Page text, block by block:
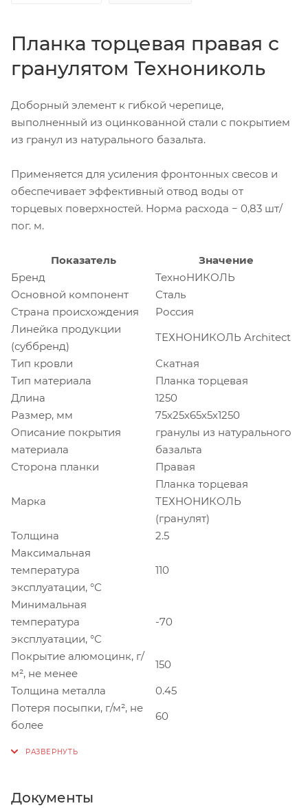
Планка торцевая правая с
гранулятом Технониколь
Доборный элемент к гибкой черепице,
выполненный из оцинкованной стали с покрытием
из гранул из натурального базальта.
Применяется для усиления фронтонных свесов и
обеспечивает эффективный отвод воды от
торцевых поверхностей. Норма расхода − 0,83 шт/
пог. м.
Показатель
Значение
Бренд
ТехноНИКОЛЬ
Основной компонент
Сталь
Страна происхождения
Россия
Линейка продукции
(суббренд)
ТЕХНОНИКОЛЬ Architect
Тип кровли
Скатная
Тип материала
Планка торцевая
Длина
1250
Размер, мм
75х25х65х5х1250
Описание покрытия
материала
гранулы из натурального
базальта
Сторона планки
Правая
Марка
Планка торцевая
ТЕХНОНИКОЛЬ
(гранулят)
Толщина
2.5
Максимальная
температура
эксплуатации, °С
110
Минимальная
температура
эксплуатации, °С
-70
Покрытие алюмоцинк, г/
м², не менее
150
Толщина металла
0.45
Потеря посыпки, г/м², не
более
60
Документы